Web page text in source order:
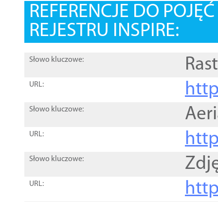
REFERENCJE DO
REJESTRU INSPIRE:
Słowo kluczowe:
URL:
Słowo kluczowe:
URL:
Słowo kluczowe:
URL: